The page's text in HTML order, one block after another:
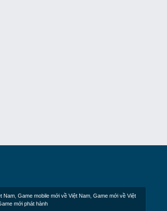
Nam Game mobile mới về Việt Nam Game mới về Việt
mới phát hành